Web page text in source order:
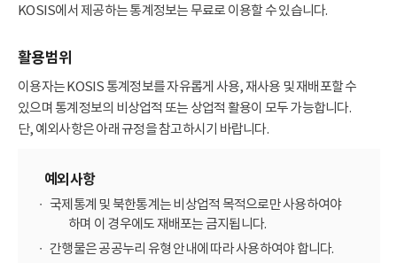
KOSIS에서 제공하는 통계정보는 무료로 이용할 수 있습니다.
활용범위
이용자는 KOSIS 통계정보를 자유롭게 사용, 재사용 및 재배포할 수
있으며 통계정보의 비상업적 또는 상업적 활용이 모두 가능합니다.
단, 예외사항은 아래 규정을 참고하시기 바랍니다.
예외사항
국제통계 및 북한통계는 비상업적 목적으로만 사용하여야
하며 이 경우에도 재배포는 금지됩니다.
간행물은 공공누리 유형 안내에 따라 사용하여야 합니다.